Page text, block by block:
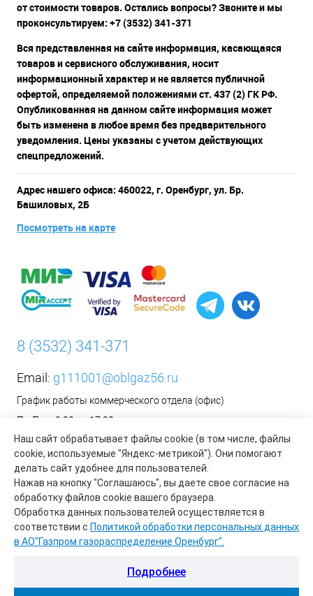
Наш сайт обрабатывает файлы cookie (в том числе, файлы
cookie, используемые "Яндекс-метрикой"). Они помогают
делать сайт удобнее для пользователей.
Нажав на кнопку "Соглашаюсь", вы даете свое согласие на
обработку файлов cookie вашего браузера.
Обработка данных пользователей осуществляется в
соответствии с Политикой обработки персональных данных
в АО"Газпром газораспределение Оренбург".
Подробнее
от стоимости товаров. Остались вопросы? Звоните и мы
проконсультируем: +7 (3532) 341-371
Вся представленная на сайте информация, касающаяся
товаров и сервисного обслуживания, носит
информационный характер и не является публичной
офертой, определяемой положениями ст. 437 (2) ГК РФ.
Опубликованная на данном сайте информация может
быть изменена в любое время без предварительного
уведомления. Цены указаны с учетом действующих
спецпредложений.
Адрес нашего офиса: 460022, г. Оренбург, ул. Бр.
Башиловых, 2Б
Посмотреть на карте
8 (3532) 341-371
Email: g111001@oblgaz56.ru
График работы коммерческого отдела (офис)
Пн-Пт: с 9:00 до 17:00
Сб-Вс: Выходной
__________________________________________
Оформить заявку на установку бытового газового
оборудования возможно на сайте организации АО «Газпром
газораспределение Оренбург»:https://www.oblgaz56.ru/